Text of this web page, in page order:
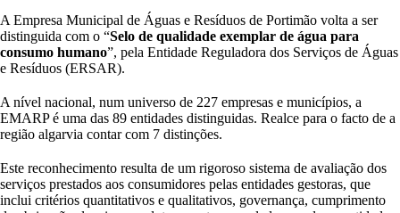
A Empresa Municipal de Águas e Resíduos de Portimão volta a ser
distinguida com o “Selo de qualidade exemplar de água para
consumo humano”, pela Entidade Reguladora dos Serviços de Águas
e Resíduos (ERSAR).
A nível nacional, num universo de 227 empresas e municípios, a
EMARP é uma das 89 entidades distinguidas. Realce para o facto de a
região algarvia contar com 7 distinções.
Este reconhecimento resulta de um rigoroso sistema de avaliação dos
serviços prestados aos consumidores pelas entidades gestoras, que
inclui critérios quantitativos e qualitativos, governança, cumprimento